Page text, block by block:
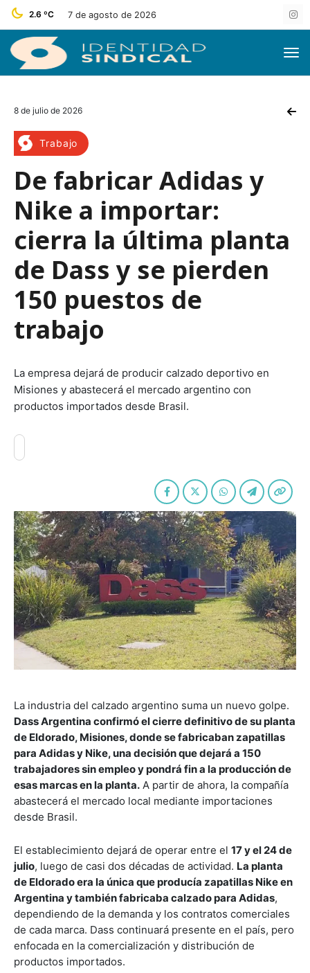
2.6 ºC 7 de agosto de 2026
8 de julio de 2026
Trabajo
De fabricar Adidas y
Nike a importar:
cierra la última planta
de Dass y se pierden
150 puestos de
trabajo
La empresa dejará de producir calzado deportivo en
Misiones y abastecerá el mercado argentino con
productos importados desde Brasil.
La industria del calzado argentino suma un nuevo golpe.
Dass Argentina confirmó el cierre definitivo de su planta
de Eldorado, Misiones, donde se fabricaban zapatillas
para Adidas y Nike, una decisión que dejará a 150
trabajadores sin empleo y pondrá fin a la producción de
esas marcas en la planta. A partir de ahora, la compañía
abastecerá el mercado local mediante importaciones
desde Brasil.
El establecimiento dejará de operar entre el 17 y el 24 de
julio, luego de casi dos décadas de actividad. La planta
de Eldorado era la única que producía zapatillas Nike en
Argentina y también fabricaba calzado para Adidas,
dependiendo de la demanda y los contratos comerciales
de cada marca. Dass continuará presente en el país, pero
enfocada en la comercialización y distribución de
productos importados.